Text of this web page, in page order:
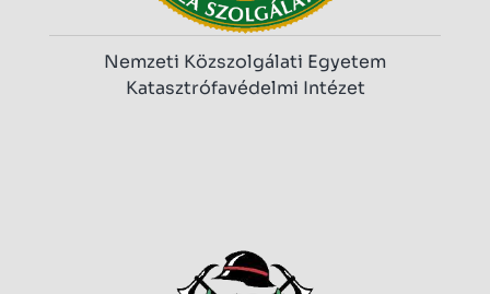
Nemzeti Közszolgálati Egyetem
Katasztrófavédelmi Intézet